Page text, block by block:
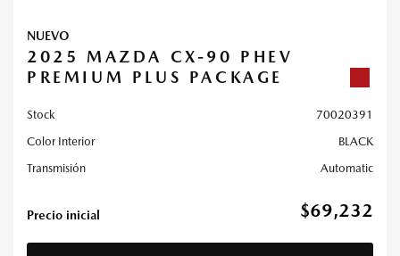
NUEVO
2025 MAZDA CX-90 PHEV
PREMIUM PLUS PACKAGE
Stock
70020391
Color Interior
BLACK
Transmisión
Automatic
Precio inicial $69,232